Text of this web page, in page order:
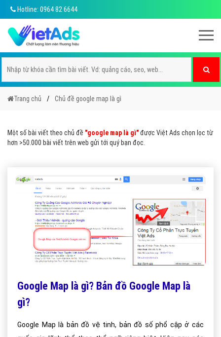
Hotline: 0964 82 6644
Trang chủ Chủ đề google map là gì
Một số bài viết theo chủ đề "google map là gì"được Việt Ads chọn lọc từ
hơn >50.000 bài viết trên web gửi tới quý bạn đọc.
Google Map là gì? Bản đồ Google Map là
gì?
Google Map là bản đồ vệ tinh, bản đồ số phổ cập ở các